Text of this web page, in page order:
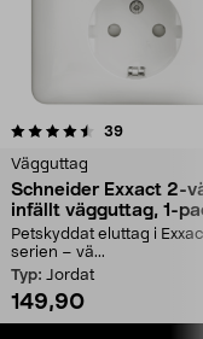
39recensioner
Vägguttag
Schneider Exxact 2-
infällt vägguttag, 1-
Petskyddat eluttag i
serien – vä...
Typ: Jordat
149,90
4.0 av 5 stjärnor